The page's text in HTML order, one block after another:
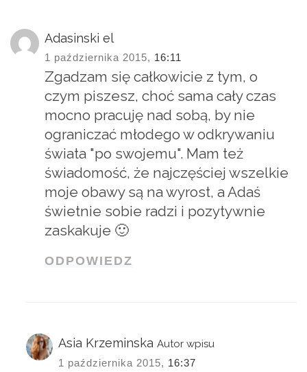
Adasinski el
1 października 2015, 16:11
Zgadzam się całkowicie z tym, o
czym piszesz, choć sama cały czas
mocno pracuję nad sobą, by nie
ograniczać młodego w odkrywaniu
świata "po swojemu". Mam też
świadomość, że najczęściej wszelkie
moje obawy są na wyrost, a Adaś
świetnie sobie radzi i pozytywnie
zaskakuje 🙂
ODPOWIEDZ
Asia Krzeminska Autor wpisu
1 października 2015, 16:37